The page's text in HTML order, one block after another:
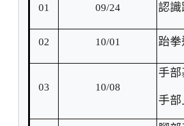
01 09/24 認
02 10/01 跆
03 10/08
手
手